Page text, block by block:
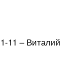
11 – Виталий